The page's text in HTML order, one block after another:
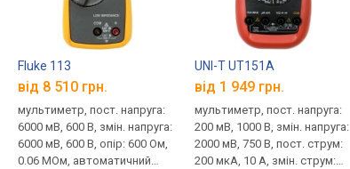
Fluke 113
від 8 510 грн.
мультиметр, пост. напруга:
6000 мВ, 600 В, змін. напруга:
6000 мВ, 600 В, опір: 600 Ом,
0.06 МОм, автоматичний
UNI-T UT151A
від 1 949 грн.
мультиметр, пост. напруга:
200 мВ, 1000 В, змін. напруга:
2000 мВ, 750 В, пост. струм:
200 мкА, 10 А, змін. струм: